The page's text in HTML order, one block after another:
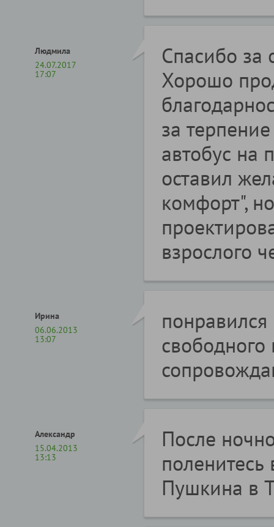
Людмила
24.07.2017
17:07
Спасибо за
Хорошо
за
автобус на
оставил
комфорт",
взрослого
Ирина
06.06.2013
13:07
Александр
15.04.2013
13:13
После
Пушкина в